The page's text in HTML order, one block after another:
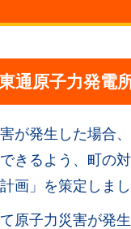
通原子力発電所
が発生した場合
きるよう、町の
画」を策定しまし
原子力災害が発